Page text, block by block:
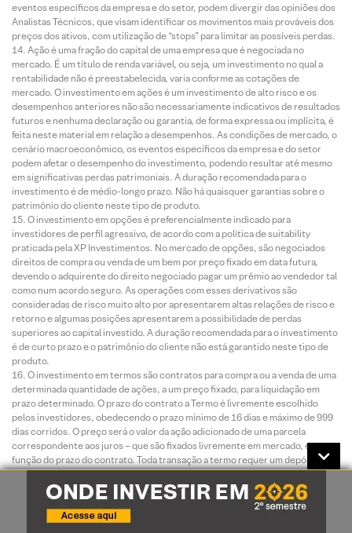
eventos específicos da empresa e do setor, podem divergir das opiniões dos
Analistas Técnicos, que visam identificar os movimentos mais prováveis dos
preços dos ativos, com utilização de “stops” para limitar as possíveis perdas.
Ação é uma fração do capital de uma empresa que é negociada no
mercado. É um título de renda variável, ou seja, um investimento no qual a
rentabilidade não é preestabelecida, varia conforme as cotações de
mercado. O investimento em ações é um investimento de alto risco e os
desempenhos anteriores não são necessariamente indicativos de resultados
futuros e nenhuma declaração ou garantia, de forma expressa ou implícita, é
feita neste material em relação a desempenhos. As condições de mercado, o
cenário macroeconômico, os eventos específicos da empresa e do setor
podem afetar o desempenho do investimento, podendo resultar até mesmo
em significativas perdas patrimoniais. A duração recomendada para o
investimento é de médio-longo prazo. Não há quaisquer garantias sobre o
patrimônio do cliente neste tipo de produto.
O investimento em opções é preferencialmente indicado para
investidores de perfil agressivo, de acordo com a política de suitability
praticada pela XP Investimentos. No mercado de opções, são negociados
direitos de compra ou venda de um bem por preço fixado em data futura,
devendo o adquirente do direito negociado pagar um prêmio ao vendedor tal
como num acordo seguro. As operações com esses derivativos são
consideradas de risco muito alto por apresentarem altas relações de risco e
retorno e algumas posições apresentarem a possibilidade de perdas
superiores ao capital investido. A duração recomendada para o investimento
é de curto prazo e o patrimônio do cliente não está garantido neste tipo de
produto.
O investimento em termos são contratos para compra ou a venda de uma
determinada quantidade de ações, a um preço fixado, para liquidação em
prazo determinado. O prazo do contrato a Termo é livremente escolhido
pelos investidores, obedecendo o prazo mínimo de 16 dias e máximo de 999
dias corridos. O preço será o valor da ação adicionado de uma parcela
correspondente aos juros – que são fixados livremente em mercado, em
função do prazo do contrato. Toda transação a termo requer um depósito de
garantia. Essas garantias são prestadas em duas formas: cobertura ou
margem.
O investimento em Mercados Futuros embute riscos de perdas
patrimoniais significativos. Commodity é um objeto ou determinante de
preço de um contrato futuro ou outro instrumento derivativo, podendo